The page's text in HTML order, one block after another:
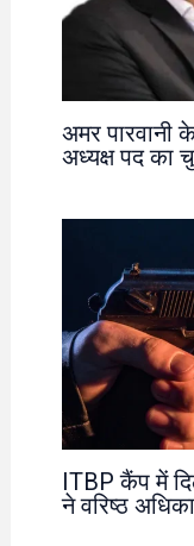
अमर पारवानी
अध्यक्ष पद का
ITBP कैंप में
ने वरिष्ठ